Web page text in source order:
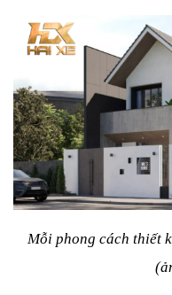
Mỗi phong cách thiết